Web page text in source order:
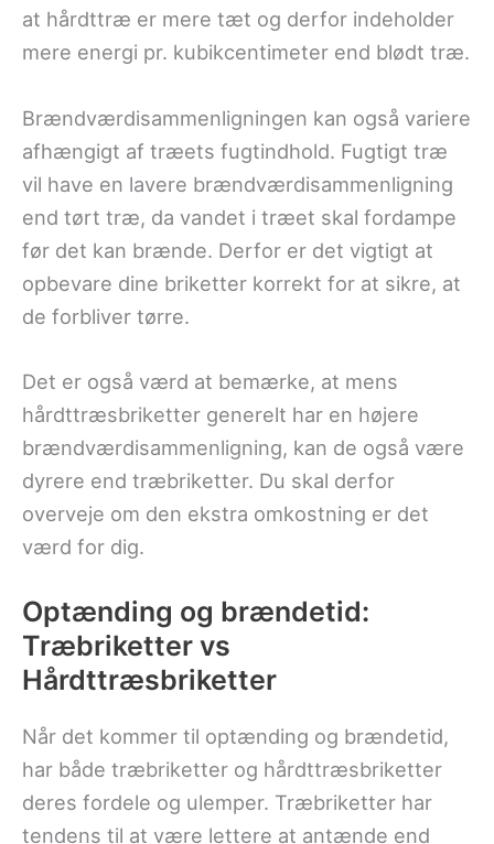
at hårdttræ er mere tæt og derfor indeholder
mere energi pr. kubikcentimeter end blødt træ.
Brændværdisammenligningen kan også variere
afhængigt af træets fugtindhold. Fugtigt træ
vil have en lavere brændværdisammenligning
end tørt træ, da vandet i træet skal fordampe
før det kan brænde. Derfor er det vigtigt at
opbevare dine briketter korrekt for at sikre, at
de forbliver tørre.
Det er også værd at bemærke, at mens
hårdttræsbriketter generelt har en højere
brændværdisammenligning, kan de også være
dyrere end træbriketter. Du skal derfor
overveje om den ekstra omkostning er det
værd for dig.
Optænding og brændetid:
Træbriketter vs
Hårdttræsbriketter
Når det kommer til optænding og brændetid,
har både træbriketter og hårdttræsbriketter
deres fordele og ulemper. Træbriketter har
tendens til at være lettere at antænde end